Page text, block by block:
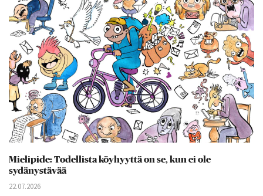
Mielipide: Todellista köyhyyttä on se, kun ei ole
sydänystävää
22.07.2026